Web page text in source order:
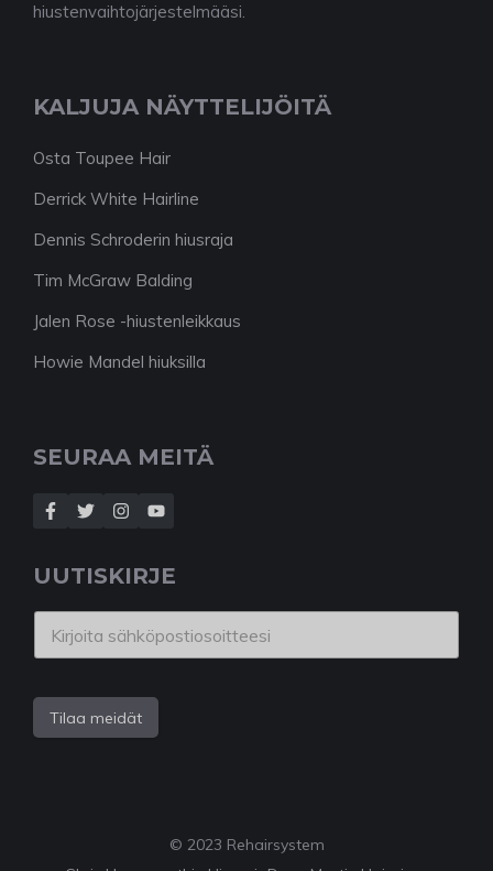
hiustenvaihtojärjestelmääsi.
KALJUJA NÄYTTELIJÖITÄ
Osta Toupee Hair
Derrick White Hairline
Dennis Schroderin hiusraja
Tim McGraw Balding
Jalen Rose -hiustenleikkaus
Howie Mandel hiuksilla
SEURAA MEITÄ
UUTISKIRJE
Tilaa meidät
© 2023 Rehairsystem